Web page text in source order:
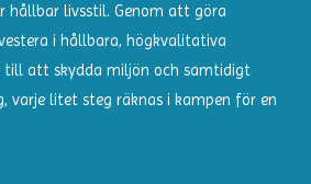
hållbar livsstil. Genom att göra
i hållbara, högkvalitativa
till att skydda miljön och samtidigt
varje litet steg räknas i kampen för en